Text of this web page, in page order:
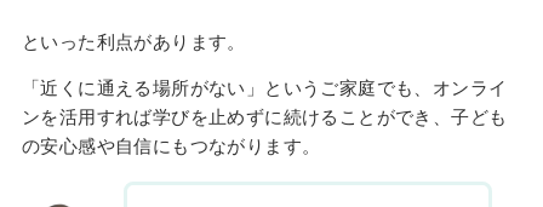
といった利点があります。
「近くに通える場所がない」というご家庭でも、オンライ
ンを活用すれば学びを止めずに続けることができ、子ども
の安心感や自信にもつながります。